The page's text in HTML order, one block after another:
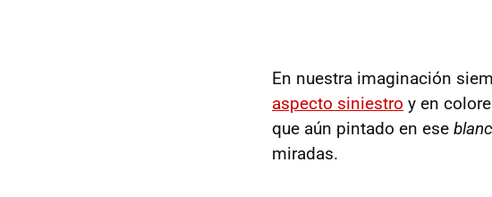
En nuestra imaginación
aspecto siniestro y en
que aún pintado en ese
miradas.